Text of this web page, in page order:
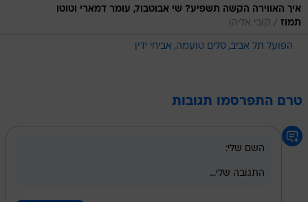
איך האווירה הקשה תשפיע? שי אבוטבול, עומר דמארי וטוטו
תמוז / קובי אליהו
הפועל תל אביב סלים טועמה אביחי ידין
טרם התפרסמו תגובות